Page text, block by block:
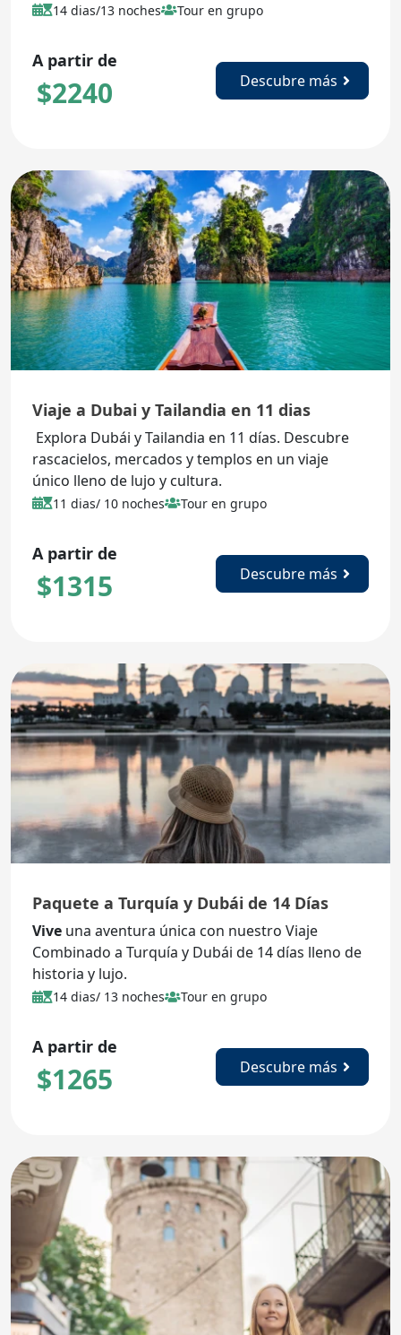
14 dias/13 noches Tour en grupo
A partir de
$2240 Descubre más
Viaje a Dubai y Tailandia en 11 dias
Explora Dubái y Tailandia en 11 días. Descubre
rascacielos, mercados y templos en un viaje
único lleno de lujo y cultura.
11 dias/ 10 noches Tour en grupo
A partir de
$1315 Descubre más
Paquete a Turquía y Dubái de 14 Días
Vive una aventura única con nuestro Viaje
Combinado a Turquía y Dubái de 14 días lleno de
historia y lujo.
14 dias/ 13 noches Tour en grupo
A partir de
$1265 Descubre más